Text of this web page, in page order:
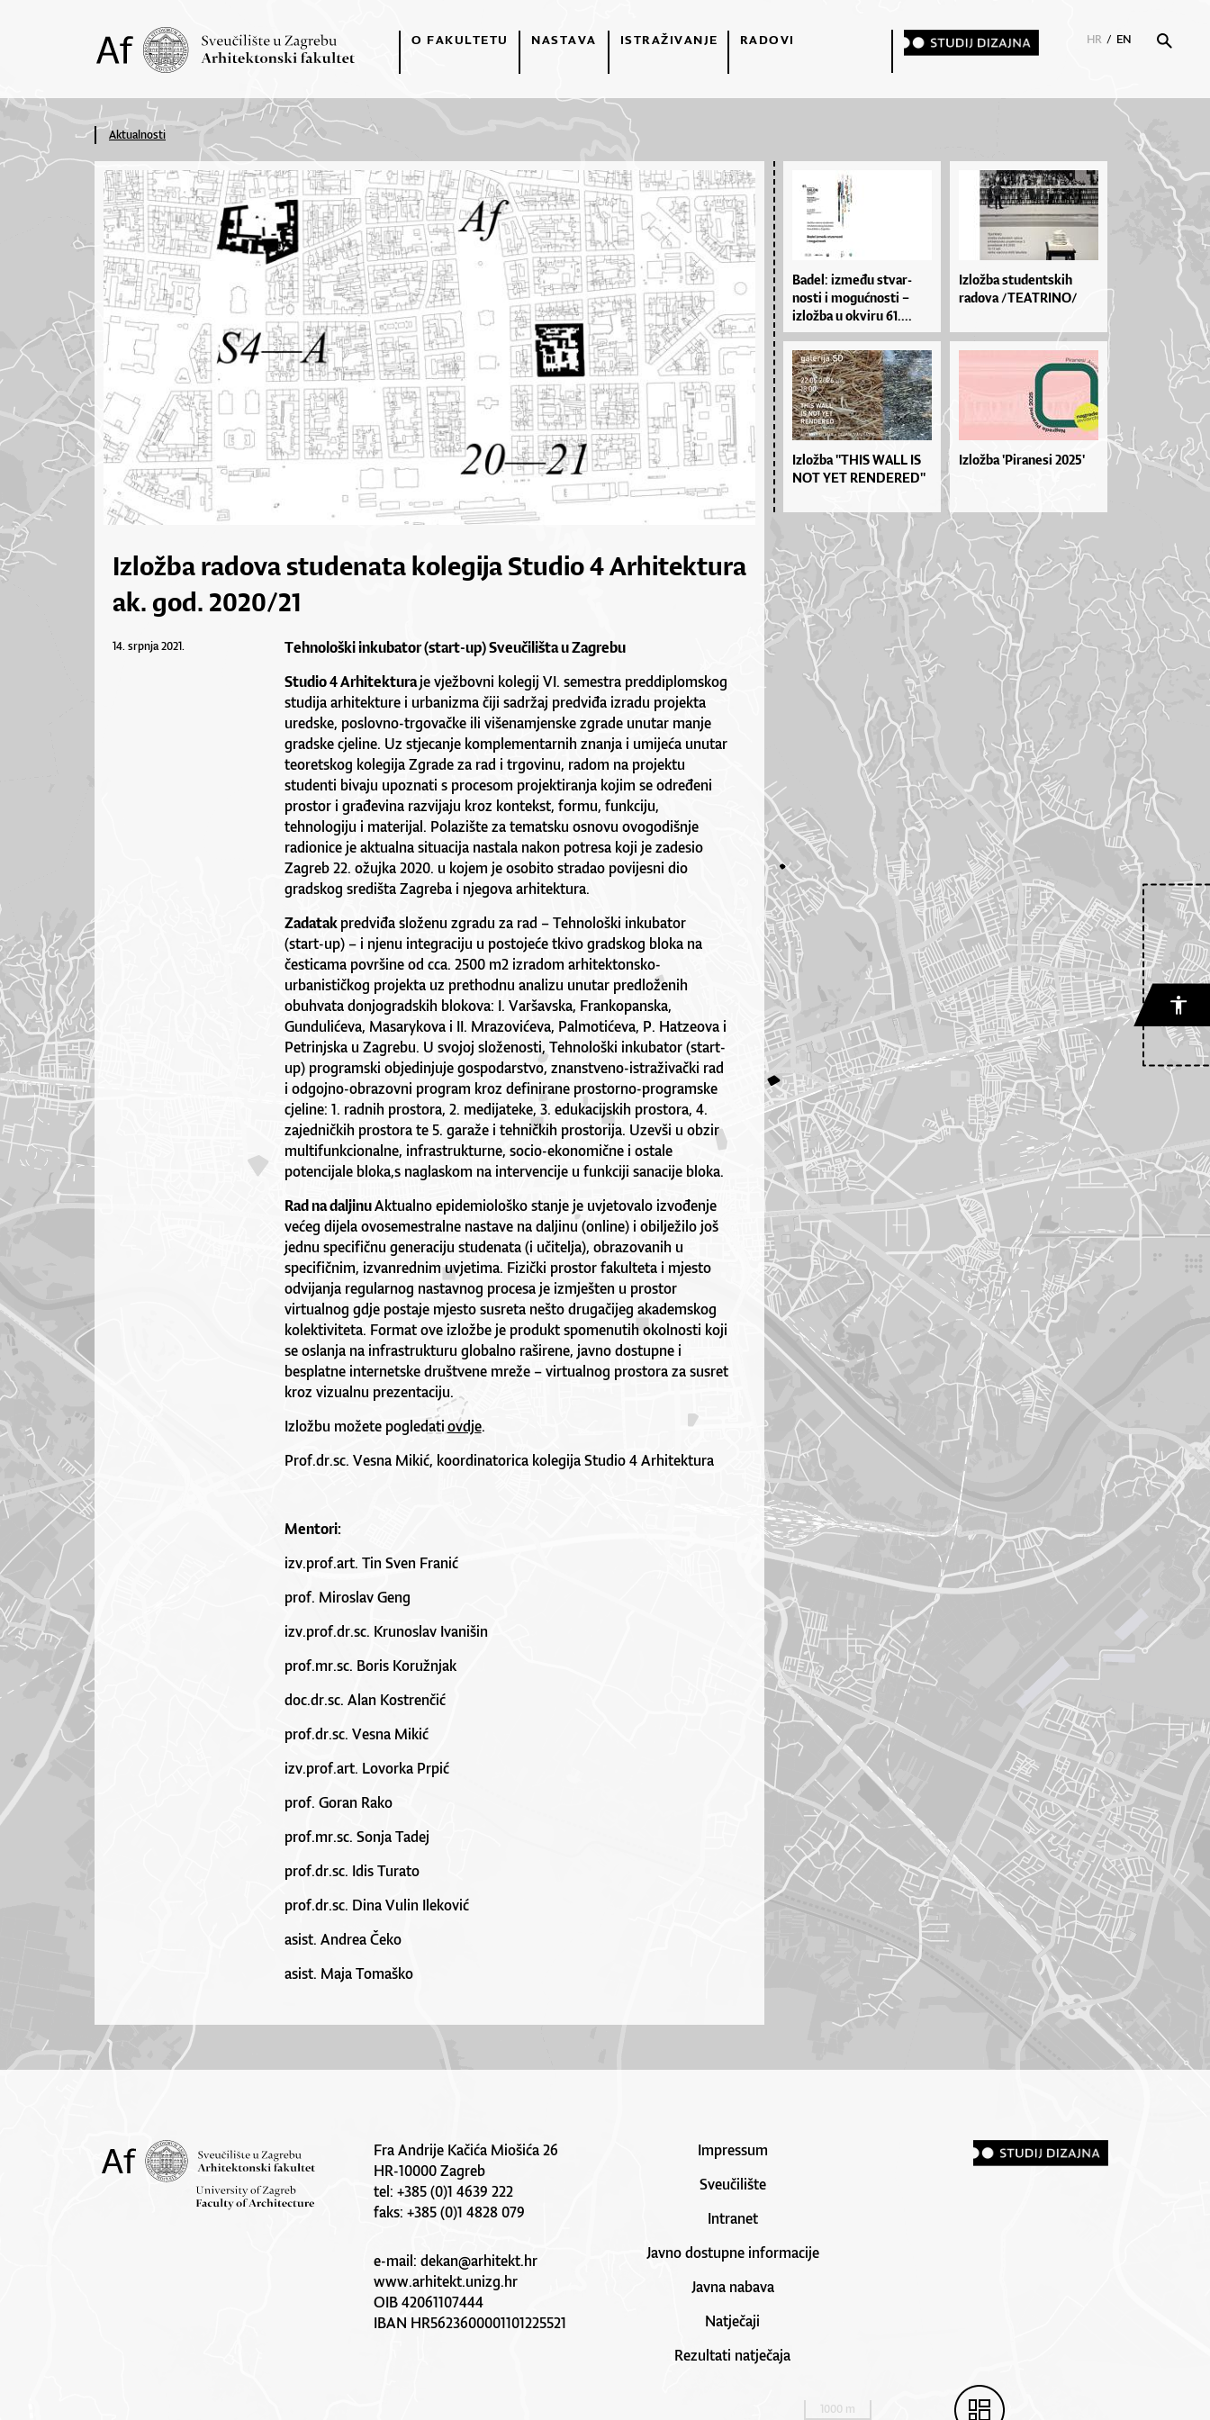
O FAKULTETU NASTAVA ISTRAŽIVANJE RADOVI HR / EN
Aktualnosti
Izložba radova studenata kolegija Studio 4 Arhitektura
ak. god. 2020/21
14. srpnja 2021.
Tehnološki inkubator (start-up) Sveučilišta u Zagrebu
Studio 4 Arhitekturaje vježbovni kolegij VI. semestra preddiplomskog
studija arhitekture i urbanizma čiji sadržaj predviđa izradu projekta
uredske, poslovno-trgovačke ili višenamjenske zgrade unutar manje
gradske cjeline. Uz stjecanje komplementarnih znanja i umijeća unutar
teoretskog kolegija Zgrade za rad i trgovinu, radom na projektu
studenti bivaju upoznati s procesom projektiranja kojim se određeni
prostor i građevina razvijaju kroz kontekst, formu, funkciju,
tehnologiju i materijal. Polazište za tematsku osnovu ovogodišnje
radionice je aktualna situacija nastala nakon potresa koji je zadesio
Zagreb 22. ožujka 2020. u kojem je osobito stradao povijesni dio
gradskog središta Zagreba i njegova arhitektura.
Zadatakpredviđa složenu zgradu za rad – Tehnološki inkubator
(start-up) – i njenu integraciju u postojeće tkivo gradskog bloka na
česticama površine od cca. 2500 m2 izradom arhitektonsko-
urbanističkog projekta uz prethodnu analizu unutar predloženih
obuhvata donjogradskih blokova: I. Varšavska, Frankopanska,
Gundulićeva, Masarykova i II. Mrazovićeva, Palmotićeva, P. Hatzeova i
Petrinjska u Zagrebu. U svojoj složenosti, Tehnološki inkubator (start-
up) programski objedinjuje gospodarstvo, znanstveno-istraživački rad
i odgojno-obrazovni program kroz definirane prostorno-programske
cjeline: 1. radnih prostora, 2. medijateke, 3. edukacijskih prostora, 4.
zajedničkih prostora te 5. garaže i tehničkih prostorija. Uzevši u obzir
multifunkcionalne, infrastrukturne, socio-ekonomične i ostale
potencijale bloka,s naglaskom na intervencije u funkciji sanacije bloka.
Rad na daljinuAktualno epidemiološko stanje je uvjetovalo izvođenje
većeg dijela ovosemestralne nastave na daljinu (online) i obilježilo još
jednu specifičnu generaciju studenata (i učitelja), obrazovanih u
specifičnim, izvanrednim uvjetima. Fizički prostor fakulteta i mjesto
odvijanja regularnog nastavnog procesa je izmješten u prostor
virtualnog gdje postaje mjesto susreta nešto drugačijeg akademskog
kolektiviteta. Format ove izložbe je produkt spomenutih okolnosti koji
se oslanja na infrastrukturu globalno raširene, javno dostupne i
besplatne internetske društvene mreže – virtualnog prostora za susret
kroz vizualnu prezentaciju.
Izložbu možete pogledatiovdje.
Prof.dr.sc. Vesna Mikić, koordinatorica kolegija Studio 4 Arhitektura
Mentori:
izv.prof.art. Tin Sven Franić
prof. Miroslav Geng
izv.prof.dr.sc. Krunoslav Ivanišin
prof.mr.sc. Boris Koružnjak
doc.dr.sc. Alan Kostrenčić
prof.dr.sc. Vesna Mikić
izv.prof.art. Lovorka Prpić
prof. Goran Rako
prof.mr.sc. Sonja Tadej
prof.dr.sc. Idis Turato
prof.dr.sc. Dina Vulin Ileković
asist. Andrea Čeko
asist. Maja Tomaško
Ba­de­l: iz­me­đu stvar­
nos­ti i mo­gu­ćnos­ti –
izlož­ba u okvi­ru 61....
Izložba studentskih
radova /TEATRINO/
Izlož­ba ''THIS WA­LL IS
NOT YET REN­DE­RE­D''
Izložba 'Piranesi 2025'
Fra Andrije Kačića Miošića 26
HR-10000 Zagreb
tel: +385 (0)1 4639 222
faks: +385 (0)1 4828 079
e-mail:dekan@arhitekt.hr
www.arhitekt.unizg.hr
OIB 42061107444
IBAN HR5623600001101225521
Impressum
Sveučilište
Intranet
Javno dostupne informacije
Javna nabava
Natječaji
Rezultati natječaja
1000 m